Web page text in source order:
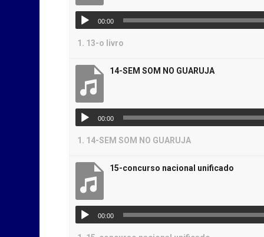
00:00
1. 13-o livro
14-SEM SOM NO GUARUJA
00:00
1. 14-SEM SOM NO GUARUJA
15-concurso nacional unificado
00:00